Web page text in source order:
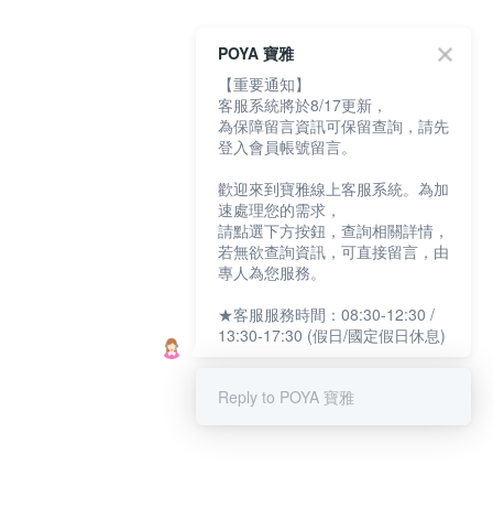
POYA 寶雅
【重要通知】
客服系統將於8/17更新，
為保障留言資訊可保留查詢，請先
登入會員帳號留言。
歡迎來到寶雅線上客服系統。為加
速處理您的需求，
請點選下方按鈕，查詢相關詳情，
若無欲查詢資訊，可直接留言，由
專人為您服務。
★客服服務時間：08:30-12:30 /
13:30-17:30 (假日/國定假日休息)
Reply to POYA 寶雅